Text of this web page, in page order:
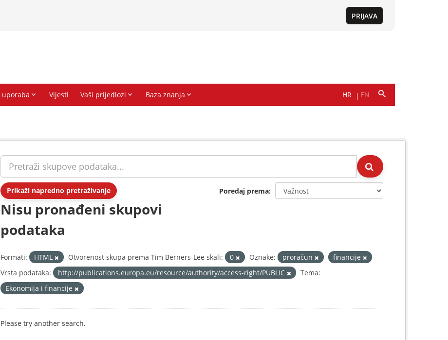
Prikaži napredno pretraživanje Poredaj prema
Nisu pronađeni skupovi
podataka
Formati: HTML Otvorenost skupa prema Tim Berners-Lee skali: 0 Oznake: proračun
financije
Vrsta podataka:
http://publications.europa.eu/resource/authority/access-right/PUBLIC
Tema:
Ekonomija i financije
Please try another search.